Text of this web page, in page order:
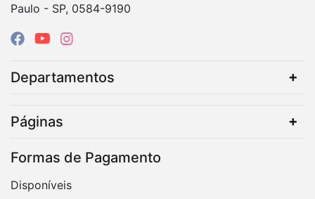
Paulo - SP, 0584-9190
Departamentos
Páginas
Formas de Pagamento
Disponíveis